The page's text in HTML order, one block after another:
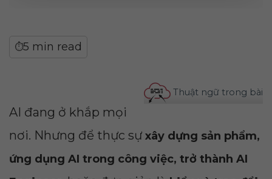
⏱5 min read
Thuật ngữ trong bài
AI đang ở khắp mọi
nơi. Nhưng để thực sự xây dựng sản phẩm,
ứng dụng AI trong công việc, trở thành AI